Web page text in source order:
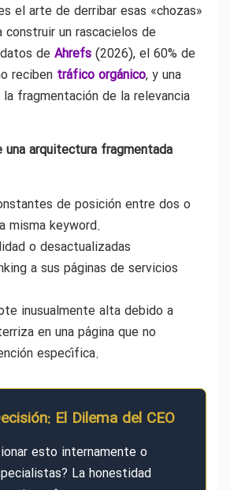
el arte de derribar esas «chozas»
un rascacielos de
de Ahrefs (2026), el 60% de
reciben tráfico orgánico, y una
fragmentación de la relevancia
una arquitectura fragmentada
de posición entre dos o
misma keyword.
o desactualizadas
a sus páginas de servicios
inusualmente alta debido a
en una página que no
específica.
El Dilema del CEO
esto internamente o
La honestidad